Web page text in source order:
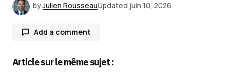
byJulien RousseauUpdated juin 10, 2026
Add a comment
Article sur le même sujet :